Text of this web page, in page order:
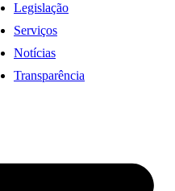
Legislação
Serviços
Notícias
Transparência